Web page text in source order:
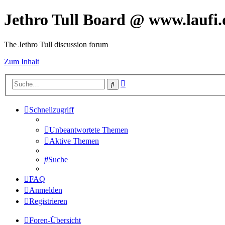
Jethro Tull Board @
The Jethro Tull discussion forum
Zum Inhalt
Suche
Schnellzugriff
Unbeantwortete Themen
Aktive Themen
Suche
FAQ
Anmelden
Registrieren
Foren-Übersicht